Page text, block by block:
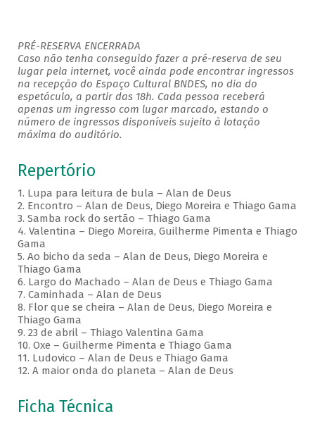
PRÉ-RESERVA ENCERRADA
Caso não tenha conseguido fazer a pré-reserva de seu
lugar pela internet, você ainda pode encontrar ingressos
na recepção do Espaço Cultural BNDES, no dia do
espetáculo, a partir das 18h. Cada pessoa receberá
apenas um ingresso com lugar marcado, estando o
número de ingressos disponíveis sujeito à lotação
máxima do auditório.
Repertório
1. Lupa para leitura de bula – Alan de Deus
2. Encontro – Alan de Deus, Diego Moreira e Thiago Gama
3. Samba rock do sertão – Thiago Gama
4. Valentina – Diego Moreira, Guilherme Pimenta e Thiago
Gama
5. Ao bicho da seda – Alan de Deus, Diego Moreira e
Thiago Gama
6. Largo do Machado – Alan de Deus e Thiago Gama
7. Caminhada – Alan de Deus
8. Flor que se cheira – Alan de Deus, Diego Moreira e
Thiago Gama
9. 23 de abril – Thiago Valentina Gama
10. Oxe – Guilherme Pimenta e Thiago Gama
11. Ludovico – Alan de Deus e Thiago Gama
12. A maior onda do planeta – Alan de Deus
Ficha Técnica